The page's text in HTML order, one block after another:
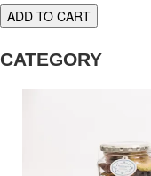
ADD TO CART
CATEGORY